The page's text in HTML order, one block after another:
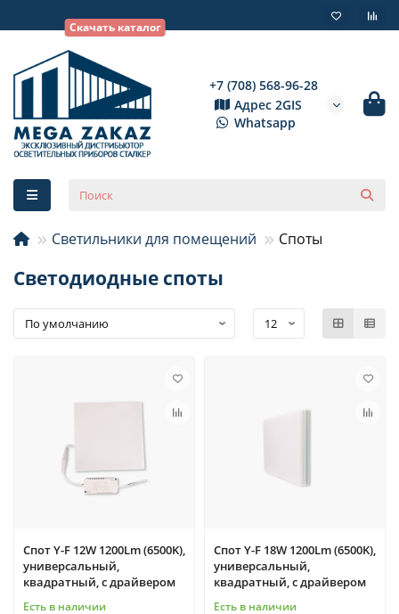
+7 (708) 568-96-28
Адрес 2GIS
Whatsapp
Скачать каталог
Светильники для помещений Споты
Светодиодные споты
Спот Y-F 12W 1200Lm (6500K),
универсальный,
квадратный, с драйвером
Есть в наличии
Спот Y-F 18W 1200Lm (6500K),
универсальный,
квадратный, с драйвером
Есть в наличии